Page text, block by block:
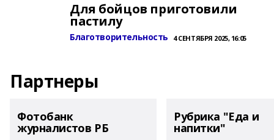
Для бойцов приготовили
пастилу
Благотворительность 4 СЕНТЯБРЯ 2025, 16:05
Партнеры
Фотобанк
журналистов РБ
Рубрика "Еда и
напитки"